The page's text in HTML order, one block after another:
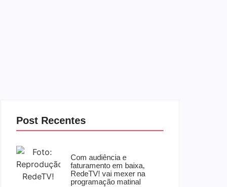
Post Recentes
Com audiência e
faturamento em baixa,
RedeTV! vai mexer na
programação matinal